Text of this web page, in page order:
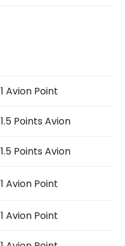
1 Avion Point
1.5 Points Avion
1.5 Points Avion
1 Avion Point
1 Avion Point